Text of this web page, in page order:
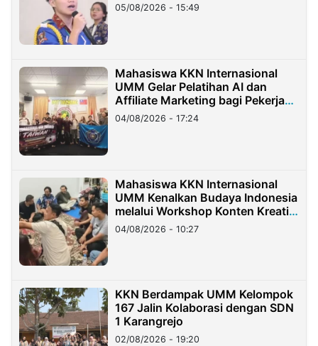
05/08/2026 - 15:49
Mahasiswa KKN Internasional
UMM Gelar Pelatihan AI dan
Affiliate Marketing bagi Pekerja
Migran Indonesia di Taiwan
04/08/2026 - 17:24
Mahasiswa KKN Internasional
UMM Kenalkan Budaya Indonesia
melalui Workshop Konten Kreatif
di Taiwan
04/08/2026 - 10:27
KKN Berdampak UMM Kelompok
167 Jalin Kolaborasi dengan SDN
1 Karangrejo
02/08/2026 - 19:20